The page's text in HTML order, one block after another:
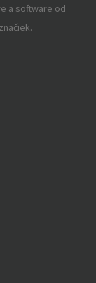
a software od